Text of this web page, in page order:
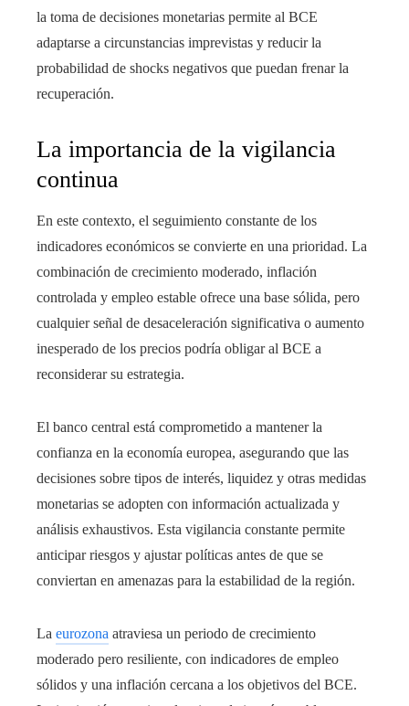
la toma de decisiones monetarias permite al BCE
adaptarse a circunstancias imprevistas y reducir la
probabilidad de shocks negativos que puedan frenar la
recuperación.
La importancia de la vigilancia
continua
En este contexto, el seguimiento constante de los
indicadores económicos se convierte en una prioridad. La
combinación de crecimiento moderado, inflación
controlada y empleo estable ofrece una base sólida, pero
cualquier señal de desaceleración significativa o aumento
inesperado de los precios podría obligar al BCE a
reconsiderar su estrategia.
El banco central está comprometido a mantener la
confianza en la economía europea, asegurando que las
decisiones sobre tipos de interés, liquidez y otras medidas
monetarias se adopten con información actualizada y
análisis exhaustivos. Esta vigilancia constante permite
anticipar riesgos y ajustar políticas antes de que se
conviertan en amenazas para la estabilidad de la región.
La eurozona atraviesa un periodo de crecimiento
moderado pero resiliente, con indicadores de empleo
sólidos y una inflación cercana a los objetivos del BCE.